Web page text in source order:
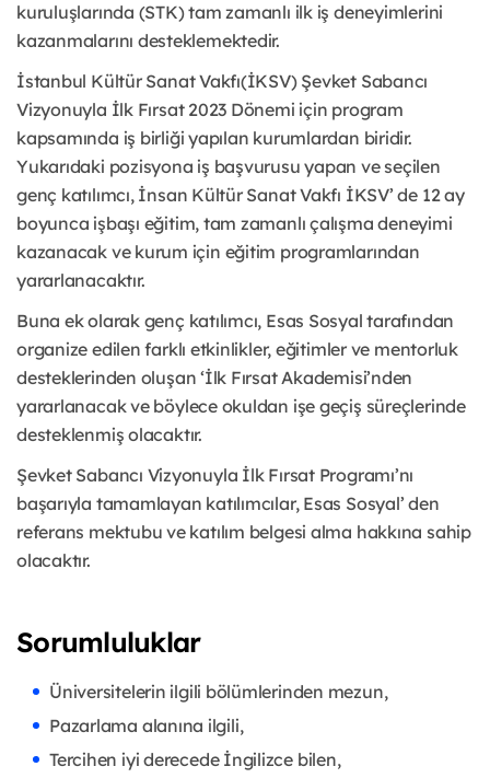
kuruluşlarında (STK) tam zamanlı ilk iş deneyimlerini
kazanmalarını desteklemektedir.
İstanbul Kültür Sanat Vakfı(İKSV) Şevket Sabancı
Vizyonuyla İlk Fırsat 2023 Dönemi için program
kapsamında iş birliği yapılan kurumlardan biridir.
Yukarıdaki pozisyona iş başvurusu yapan ve seçilen
genç katılımcı, İnsan Kültür Sanat Vakfı İKSV’ de 12 ay
boyunca işbaşı eğitim, tam zamanlı çalışma deneyimi
kazanacak ve kurum için eğitim programlarından
yararlanacaktır.
Buna ek olarak genç katılımcı, Esas Sosyal tarafından
organize edilen farklı etkinlikler, eğitimler ve mentorluk
desteklerinden oluşan ‘İlk Fırsat Akademisi’nden
yararlanacak ve böylece okuldan işe geçiş süreçlerinde
desteklenmiş olacaktır.
Şevket Sabancı Vizyonuyla İlk Fırsat Programı’nı
başarıyla tamamlayan katılımcılar, Esas Sosyal’ den
referans mektubu ve katılım belgesi alma hakkına sahip
olacaktır.
Sorumluluklar
Üniversitelerin ilgili bölümlerinden mezun,
Pazarlama alanına ilgili,
Tercihen iyi derecede İngilizce bilen,